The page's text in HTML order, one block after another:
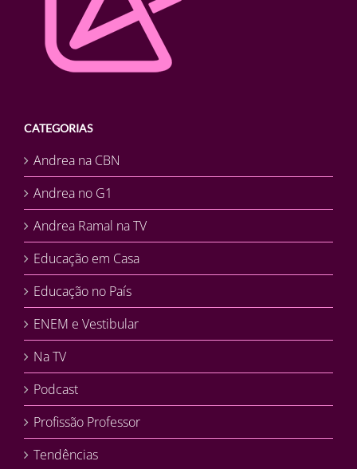
CATEGORIAS
Andrea na CBN
Andrea no G1
Andrea Ramal na TV
Educação em Casa
Educação no País
ENEM e Vestibular
Na TV
Podcast
Profissão Professor
Tendências